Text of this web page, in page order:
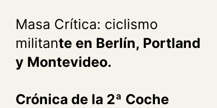
Masa Crítica: ciclismo
militante en Berlín, Portland
y Montevideo.
Crónica de la 2ª Coche